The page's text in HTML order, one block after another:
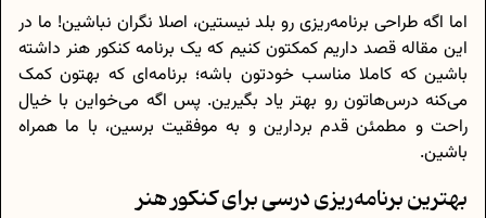
اما اگه طراحی برنامه‌ریزی رو بلد نیستین، اصلا نگران نباشین! ما در
این مقاله قصد داریم کمکتون کنیم که یک برنامه کنکور هنر داشته
باشین که کاملا مناسب خودتون باشه؛ برنامه‌ای که بهتون کمک
می‌کنه درس‌هاتون رو بهتر یاد بگیرین. پس اگه می‌خواین با خیال
راحت و مطمئن قدم بردارین و به موفقیت برسین، با ما همراه
باشین.
بهترین برنامه‌ریزی درسی برای کنکور هنر